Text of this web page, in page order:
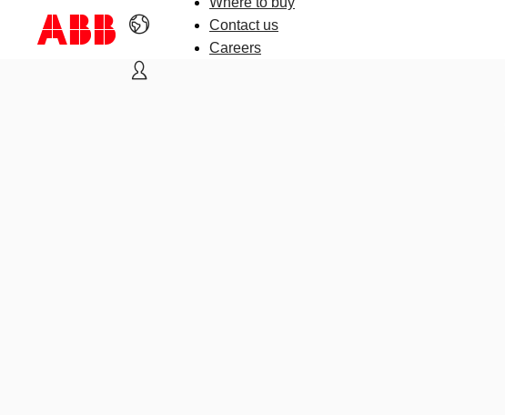
Contact us
Careers